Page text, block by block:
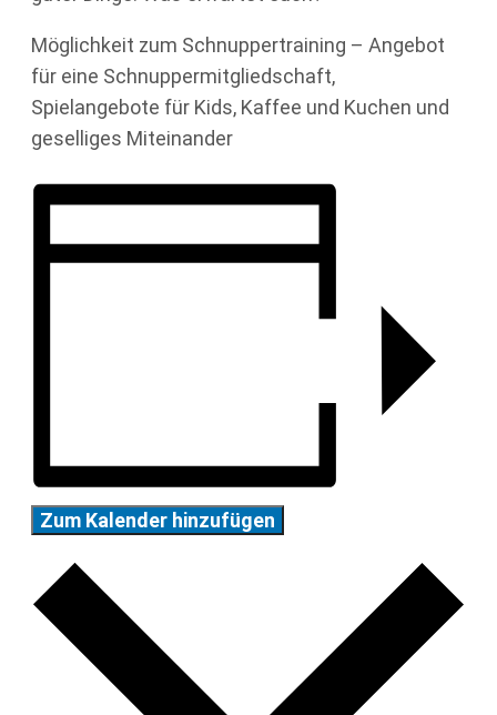
Möglichkeit zum Schnuppertraining – Angebot
für eine Schnuppermitgliedschaft,
Spielangebote für Kids, Kaffee und Kuchen und
geselliges Miteinander
Zum Kalender hinzufügen